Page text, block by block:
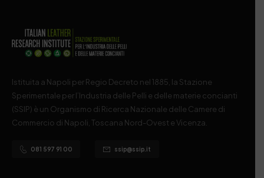
Istituita a Napoli per Regio Decreto nel 1885, la Stazione
Sperimentale per l’Industria delle Pelli e delle materie concianti
(SSIP) è un Organismo di Ricerca Nazionale delle Camere di
Commercio di Napoli, Toscana Nord-Ovest e Vicenza.
081 597 91 00 ssip@ssip.it